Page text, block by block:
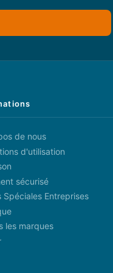
de nous
d'utilisation
sécurisé
Spéciales Entreprises
les marques